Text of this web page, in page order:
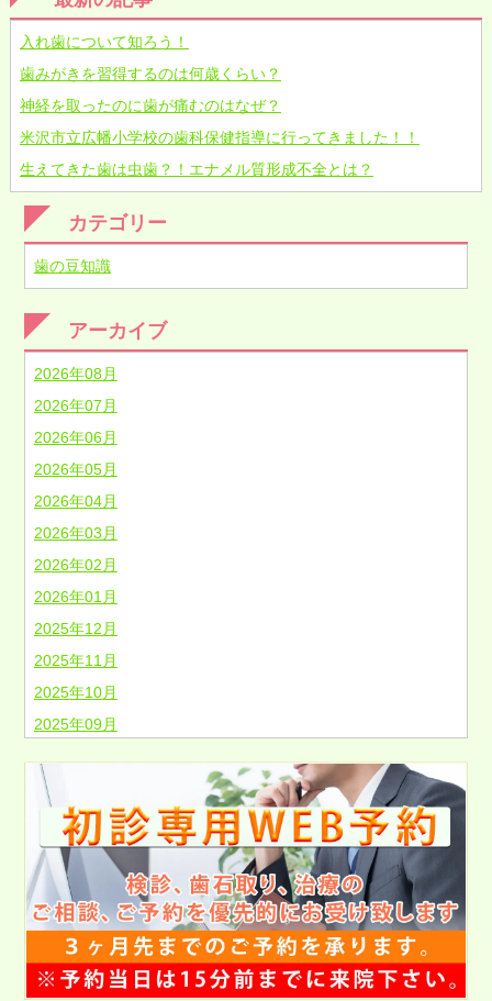
入れ歯について知ろう！
歯みがきを習得するのは何歳くらい？
神経を取ったのに歯が痛むのはなぜ？
米沢市立広幡小学校の歯科保健指導に行ってきました！！
生えてきた歯は虫歯？！エナメル質形成不全とは？
カテゴリー
歯の豆知識
アーカイブ
2026年08月
2026年07月
2026年06月
2026年05月
2026年04月
2026年03月
2026年02月
2026年01月
2025年12月
2025年11月
2025年10月
2025年09月
2025年07月
2025年06月
2025年05月
2025年04月
2025年03月
2025年02月
2025年01月